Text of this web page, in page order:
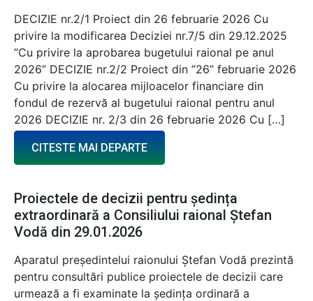
DECIZIE nr.2/1 Proiect din 26 februarie 2026 Cu
privire la modificarea Deciziei nr.7/5 din 29.12.2025
”Cu privire la aprobarea bugetului raional pe anul
2026” DECIZIE nr.2/2 Proiect din ”26” februarie 2026
Cu privire la alocarea mijloacelor financiare din
fondul de rezervă al bugetului raional pentru anul
2026 DECIZIE nr. 2/3 din 26 februarie 2026 Cu […]
CITESTE MAI DEPARTE
Proiectele de decizii pentru ședința
extraordinară a Consiliului raional Ștefan
Vodă din 29.01.2026
Aparatul președintelui raionului Ștefan Vodă prezintă
pentru consultări publice proiectele de decizii care
urmează a fi examinate la ședința ordinară a